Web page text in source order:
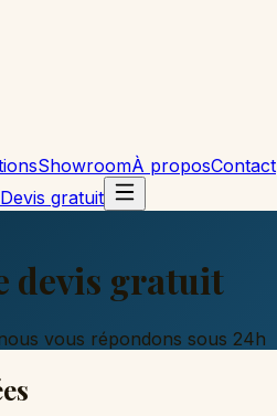
ShowroomÀ proposContact
Devis gratuit
devis gratuit
vous répondons sous 24h